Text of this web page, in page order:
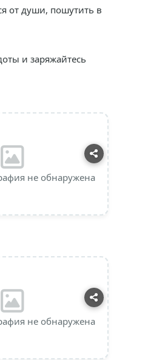
от души, пошутить в
и заряжайтесь
не обнаружена
не обнаружена